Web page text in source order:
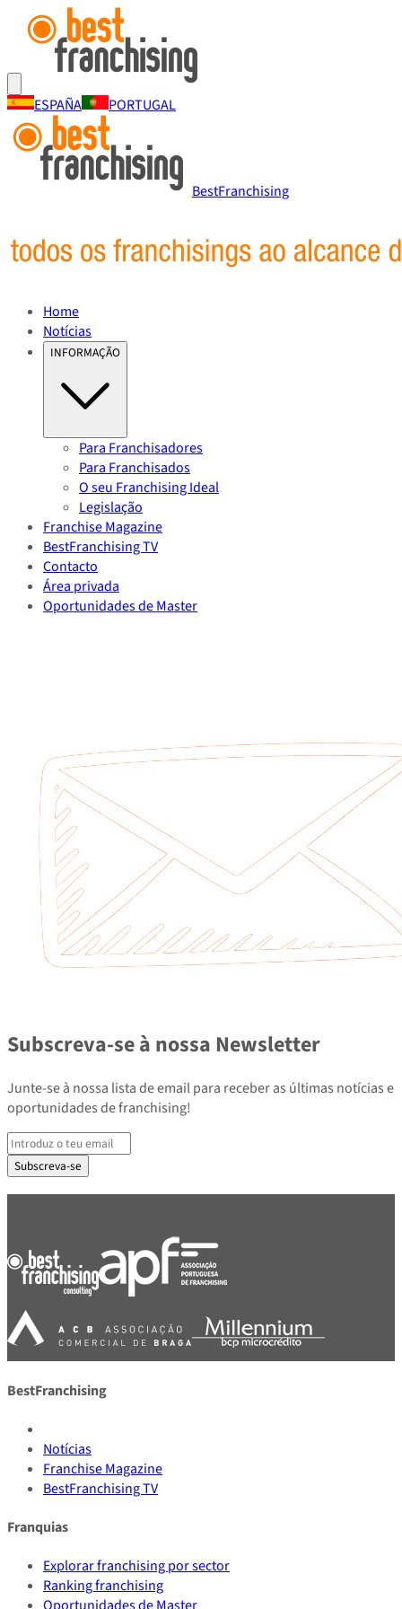
ESPAÑA PORTUGAL
BestFranchising
Home
Notícias
INFORMAÇÃO
Para Franchisadores
Para Franchisados
O seu Franchising Ideal
Legislação
Franchise Magazine
BestFranchising TV
Contacto
Área privada
Oportunidades de Master
Subscreva-se à nossa Newsletter
Junte-se à nossa lista de email para receber as últimas notícias e
oportunidades de franchising!
Subscreva-se
BestFranchising
Notícias
Franchise Magazine
BestFranchising TV
Franquias
Explorar franchising por sector
Ranking franchising